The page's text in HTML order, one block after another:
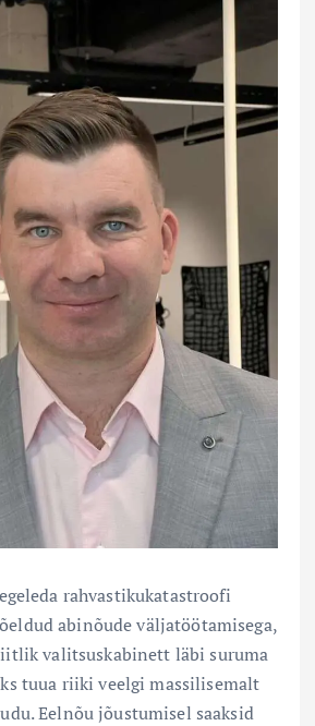
rahvastikukatastroofi
abinõude väljatöötamisega,
valitsuskabinett läbi suruma
tuua riiki veelgi massilisemalt
Eelnõu jõustumisel saaksid